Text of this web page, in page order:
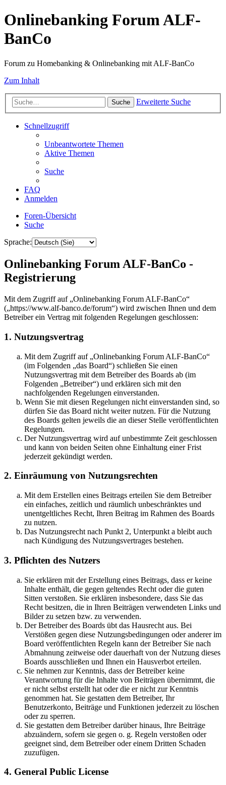
Onlinebanking Forum ALF-
BanCo
Forum zu Homebanking & Onlinebanking mit ALF-BanCo
Zum Inhalt
Suche Erweiterte Suche
Schnellzugriff
Unbeantwortete Themen
Aktive Themen
Suche
FAQ
Anmelden
Foren-Übersicht
Suche
Sprache:
Onlinebanking Forum ALF-BanCo -
Registrierung
Mit dem Zugriff auf „Onlinebanking Forum ALF-BanCo“
(„https://www.alf-banco.de/forum“) wird zwischen Ihnen und dem
Betreiber ein Vertrag mit folgenden Regelungen geschlossen:
1. Nutzungsvertrag
Mit dem Zugriff auf „Onlinebanking Forum ALF-BanCo“
(im Folgenden „das Board“) schließen Sie einen
Nutzungsvertrag mit dem Betreiber des Boards ab (im
Folgenden „Betreiber“) und erklären sich mit den
nachfolgenden Regelungen einverstanden.
Wenn Sie mit diesen Regelungen nicht einverstanden sind, so
dürfen Sie das Board nicht weiter nutzen. Für die Nutzung
des Boards gelten jeweils die an dieser Stelle veröffentlichten
Regelungen.
Der Nutzungsvertrag wird auf unbestimmte Zeit geschlossen
und kann von beiden Seiten ohne Einhaltung einer Frist
jederzeit gekündigt werden.
2. Einräumung von Nutzungsrechten
Mit dem Erstellen eines Beitrags erteilen Sie dem Betreiber
ein einfaches, zeitlich und räumlich unbeschränktes und
unentgeltliches Recht, Ihren Beitrag im Rahmen des Boards
zu nutzen.
Das Nutzungsrecht nach Punkt 2, Unterpunkt a bleibt auch
nach Kündigung des Nutzungsvertrages bestehen.
3. Pflichten des Nutzers
Sie erklären mit der Erstellung eines Beitrags, dass er keine
Inhalte enthält, die gegen geltendes Recht oder die guten
Sitten verstoßen. Sie erklären insbesondere, dass Sie das
Recht besitzen, die in Ihren Beiträgen verwendeten Links und
Bilder zu setzen bzw. zu verwenden.
Der Betreiber des Boards übt das Hausrecht aus. Bei
Verstößen gegen diese Nutzungsbedingungen oder anderer im
Board veröffentlichten Regeln kann der Betreiber Sie nach
Abmahnung zeitweise oder dauerhaft von der Nutzung dieses
Boards ausschließen und Ihnen ein Hausverbot erteilen.
Sie nehmen zur Kenntnis, dass der Betreiber keine
Verantwortung für die Inhalte von Beiträgen übernimmt, die
er nicht selbst erstellt hat oder die er nicht zur Kenntnis
genommen hat. Sie gestatten dem Betreiber, Ihr
Benutzerkonto, Beiträge und Funktionen jederzeit zu löschen
oder zu sperren.
Sie gestatten dem Betreiber darüber hinaus, Ihre Beiträge
abzuändern, sofern sie gegen o. g. Regeln verstoßen oder
geeignet sind, dem Betreiber oder einem Dritten Schaden
zuzufügen.
4. General Public License